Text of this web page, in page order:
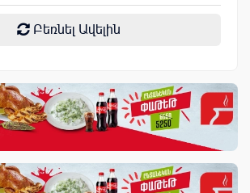
Բեռնել Ավելին